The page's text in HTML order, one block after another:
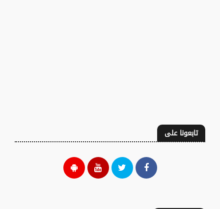
تابعونا على